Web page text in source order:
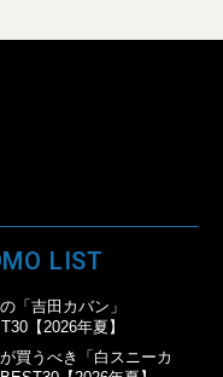
LIST
「吉田カバン」
【2026年夏】
買うべき「白スニーカ